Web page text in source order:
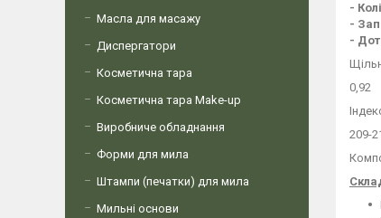
-
-
-
0,92
209-
Масла для масажу
Диспергатори
Косметична тара
Косметична тара Make-up
Виробниче обладнання
Форми для мила
Штампи (печатки) для мила
Мильні основи